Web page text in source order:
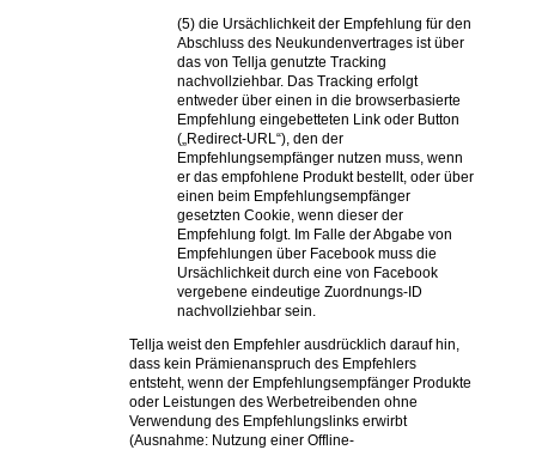
(5) die Ursächlichkeit der Empfehlung für den
Abschluss des Neukundenvertrages ist über
das von Tellja genutzte Tracking
nachvollziehbar. Das Tracking erfolgt
entweder über einen in die browserbasierte
Empfehlung eingebetteten Link oder Button
(„Redirect-URL“), den der
Empfehlungsempfänger nutzen muss, wenn
er das empfohlene Produkt bestellt, oder über
einen beim Empfehlungsempfänger
gesetzten Cookie, wenn dieser der
Empfehlung folgt. Im Falle der Abgabe von
Empfehlungen über Facebook muss die
Ursächlichkeit durch eine von Facebook
vergebene eindeutige Zuordnungs-ID
nachvollziehbar sein.
Tellja weist den Empfehler ausdrücklich darauf hin,
dass kein Prämienanspruch des Empfehlers
entsteht, wenn der Empfehlungsempfänger Produkte
oder Leistungen des Werbetreibenden ohne
Verwendung des Empfehlungslinks erwirbt
(Ausnahme: Nutzung einer Offline-